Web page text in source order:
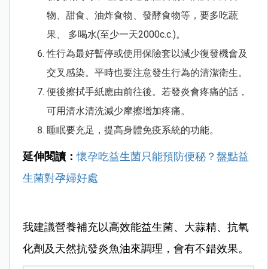
物、甜食、油炸食物、發酵食物等，要多吃蔬
果、 多喝水(至少一天2000c.c.)。
性行為最好暫停或使用保險套以減少復發機會及
交叉感染。平時也要注意發生行為的清潔衛生。
便後擦拭手紙應由前往後。若發炎會疼痛的話，
可用清水清洗減少摩擦增加疼痛。
睡眠要充足，提高身體免疫系統的功能。
延伸閱讀：懷孕吃益生菌只能預防便秘？盤點益
生菌對孕婦好處
我建議營養補充以高效能益生菌、大蒜精、抗氧
化劑及天然抗發炎魚油來調理，會有不錯效果。